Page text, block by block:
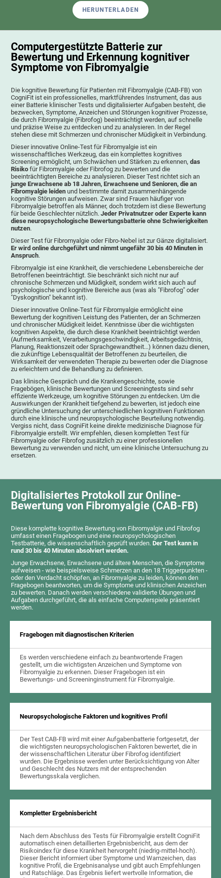
HERUNTERLADEN
Computergestützte Batterie zur
Bewertung und Erkennung kognitiver
Symptome von Fibromyalgie
Die kognitive Bewertung für Patienten mit Fibromyalgie (CAB-FB) von
CogniFit ist ein professionelles, marktführendes Instrument, das aus
einer Batterie klinischer Tests und digitalisierter Aufgaben besteht, die
bezwecken, Symptome, Anzeichen und Störungen kognitiver Prozesse,
die durch Fibromyalgie (Fibrofog) beeinträchtigt werden, auf schnelle
und präzise Weise zu entdecken und zu analysieren. In der Regel
stehen diese mit Schmerzen und chronischer Müdigkeit in Verbindung.
Dieser innovative Online-Test für Fibromyalgie ist ein
wissenschaftliches Werkzeug, das ein komplettes kognitives
Screening ermöglicht, um Schwächen und Stärken zu erkennen,das
Risiko für Fibromyalgie oder Fibrofog zu bewerten und die
beeinträchtigten Bereiche zu analysieren. Dieser Test richtet sich an
junge Erwachsene ab 18 Jahren, Erwachsene und Senioren, die an
Fibromyalgie leiden und bestimmte damit zusammenhängende
kognitive Störungen aufweisen. Zwar sind Frauen häufiger von
Fibromyalgie betroffen als Männer, doch trotzdem ist diese Bewertung
für beide Geschlechter nützlich.Jeder Privatnutzer oder Experte kann
diese neuropsychologische Bewertungsbatterie ohne Schwierigkeiten
nutzen.
Dieser Test für Fibromyalgie oder Fibro-Nebel ist zur Gänze digitalisiert.
Er wird online durchgeführt und nimmt ungefähr 30 bis 40 Minuten in
Anspruch.
Fibromyalgie ist eine Krankheit, die verschiedene Lebensbereiche der
Betroffenen beeinträchtigt. Sie beschränkt sich nicht nur auf
chronische Schmerzen und Müdigkeit, sondern wirkt sich auch auf
psychologische und kognitive Bereiche aus (was als "Fibrofog" oder
"Dyskognition" bekannt ist).
Dieser innovative Online-Test für Fibromyalgie ermöglicht eine
Bewertung der kognitiven Leistung des Patienten, der an Schmerzen
und chronischer Müdigkeit leidet. Kenntnisse über die wichtigsten
kognitiven Aspekte, die durch diese Krankheit beeinträchtigt werden
(Aufmerksamkeit, Verarbeitungsgeschwindigkeit, Arbeitsgedächtnis,
Planung, Reaktionszeit oder Sprachgewandtheit...) können dazu dienen,
die zukünftige Lebensqualität der Betroffenen zu beurteilen, die
Wirksamkeit der verwendeten Therapie zu bewerten oder die Diagnose
zu erleichtern und die Behandlung zu definieren.
Das klinische Gespräch und die Krankengeschichte, sowie
Fragebögen, klinische Bewertungen und Screeningtests sind sehr
effiziente Werkzeuge, um kognitive Störungen zu entdecken. Um die
Auswirkungen der Krankheit tiefgehend zu bewerten, ist jedoch eine
gründliche Untersuchung der unterschiedlichen kognitiven Funktionen
durch eine klinische und neuropsychologische Beurteilung notwendig.
Vergiss nicht, dass CogniFit keine direkte medizinische Diagnose für
Fibromyalgie erstellt. Wir empfehlen, diesen kompletten Test für
Fibromyalgie oder Fibrofog zusätzlich zu einer professionellen
Bewertung zu verwenden und nicht, um eine klinische Untersuchung zu
ersetzen.
Digitalisiertes Protokoll zur Online-
Bewertung von Fibromyalgie (CAB-FB)
Diese komplette kognitive Bewertung von Fibromyalgie und Fibrofog
umfasst einen Fragebogen und eine neuropsychologischen
Testbatterie, die wissenschaftlich geprüft wurden.Der Test kann in
rund 30 bis 40 Minuten absolviert werden.
Junge Erwachsene, Erwachsene und ältere Menschen, die Symptome
aufweisen - wie beispielsweise Schmerzen an den 18 Triggerpunkten -
oder den Verdacht schöpfen, an Fibromyalgie zu leiden, können den
Fragebogen beantworten, um die Symptome und klinischen Anzeichen
zu bewerten. Danach werden verschiedene validierte Übungen und
Aufgaben durchgeführt, die als einfache Computerspiele präsentiert
werden.
Fragebogen mit diagnostischen Kriterien
Es werden verschiedene einfach zu beantwortende Fragen
gestellt, um die wichtigsten Anzeichen und Symptome von
Fibromyalgie zu erkennen. Dieser Fragebogen ist ein
Bewertungs- und Screeninginstrument für Fibromyalgie.
Neuropsychologische Faktoren und kognitives Profil
Der Test CAB-FB wird mit einer Aufgabenbatterie fortgesetzt, der
die wichtigsten neuropsychologischen Faktoren bewertet, die in
der wissenschaftlichen Literatur über Fibrofog identifiziert
wurden. Die Ergebnisse werden unter Berücksichtigung von Alter
und Geschlecht des Nutzers mit der entsprechenden
Bewertungsskala verglichen.
Kompletter Ergebnisbericht
Nach dem Abschluss des Tests für Fibromyalgie erstellt CogniFit
automatisch einen detaillierten Ergebnisbericht, aus dem der
Risikoindex für diese Krankheit hervorgeht (niedrig-mittel-hoch).
Dieser Bericht informiert über Symptome und Warnzeichen, das
kognitive Profil, die Ergebnisanalyse und gibt auch Empfehlungen
und Ratschläge. Das Ergebnis liefert wertvolle Information, die